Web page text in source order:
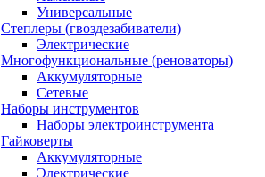
Универсальные
Степлеры (гвоздезабиватели)
Электрические
Многофункциональные (реноваторы)
Аккумуляторные
Сетевые
Наборы инструментов
Наборы электроинструмента
Гайковерты
Аккумуляторные
Электрические